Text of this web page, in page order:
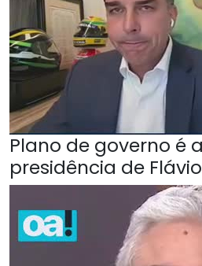
Plano de governo é
presidência de